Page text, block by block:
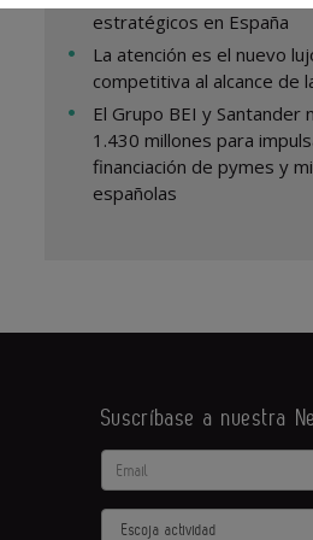
estratégicos en España
La atención es el nuevo
competitiva al alcance de
El Grupo BEI y Santander
1.430 millones para
financiación de pymes y
españolas
Suscríbase a nuestra
Email
Actividad